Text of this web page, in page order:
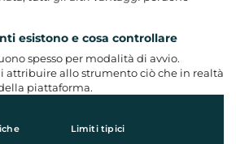
esistono e cosa controllare
spesso per modalità di avvio.
attribuire allo strumento ciò che in realtà
piattaforma.
Limiti tipici